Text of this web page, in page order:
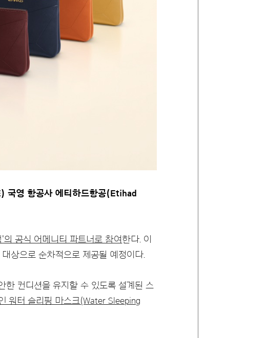
국영 항공사 에티하드항공(Etihad
공식 어메니티 파트너로 참여한다. 이
상으로 순차적으로 제공될 예정이다.
한 컨디션을 유지할 수 있도록 설계된 스
워터 슬리핑 마스크(Water Sleeping